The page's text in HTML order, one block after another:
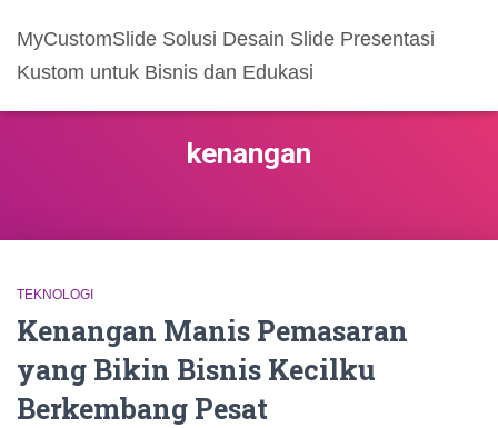
MyCustomSlide Solusi Desain Slide Presentasi
Kustom untuk Bisnis dan Edukasi
kenangan
TEKNOLOGI
Kenangan Manis Pemasaran
yang Bikin Bisnis Kecilku
Berkembang Pesat